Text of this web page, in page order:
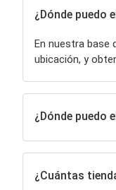
¿Dónde puedo
En nuestra base
ubicación, y
¿Dónde puedo
¿Cuántas